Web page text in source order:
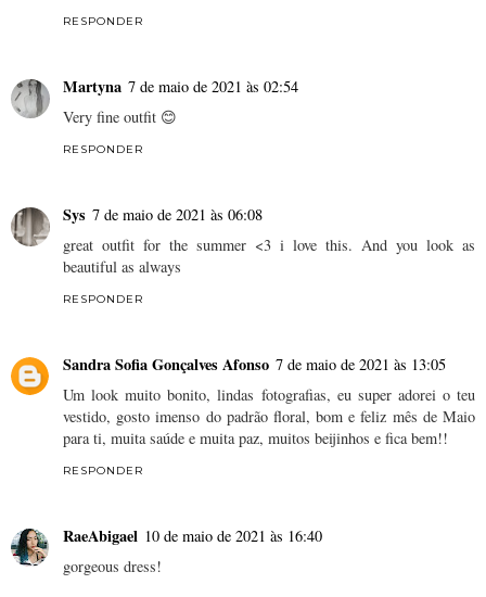
RESPONDER
Martyna 7 de maio de 2021 às 02:54
Very fine outfit 😊
RESPONDER
Sys 7 de maio de 2021 às 06:08
great outfit for the summer <3 i love this. And you look as
beautiful as always
RESPONDER
Sandra Sofia Gonçalves Afonso 7 de maio de 2021 às 13:05
Um look muito bonito, lindas fotografias, eu super adorei o teu
vestido, gosto imenso do padrão floral, bom e feliz mês de Maio
para ti, muita saúde e muita paz, muitos beijinhos e fica bem!!
RESPONDER
RaeAbigael 10 de maio de 2021 às 16:40
gorgeous dress!